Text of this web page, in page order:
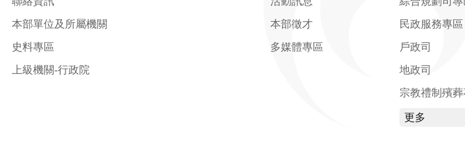
本部單位及所屬機關
史料專區
上級機關-行政院
本部徵才
多媒體專區
民政服務專區
戶政司
地政司
宗教禮制殯
更多